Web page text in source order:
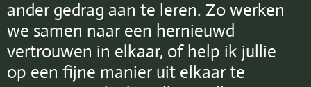
ander gedrag aan te leren. Zo werken
we samen naar een hernieuwd
vertrouwen in elkaar, of help ik jullie
op een fijne manier uit elkaar te